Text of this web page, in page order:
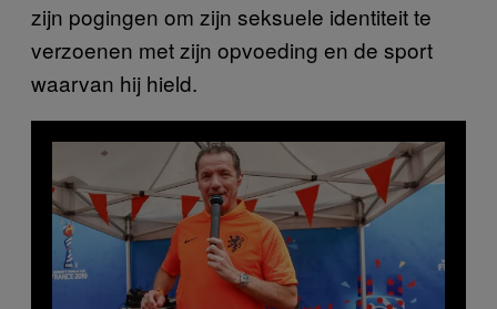
zijn pogingen om zijn seksuele identiteit te
verzoenen met zijn opvoeding en de sport
waarvan hij hield.